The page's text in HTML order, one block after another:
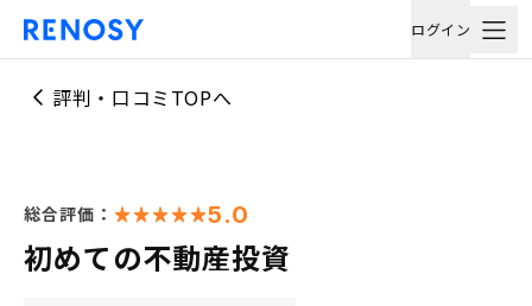
ログイン
評判・口コミTOPへ
総合評価： 5.0
初めての不動産投資